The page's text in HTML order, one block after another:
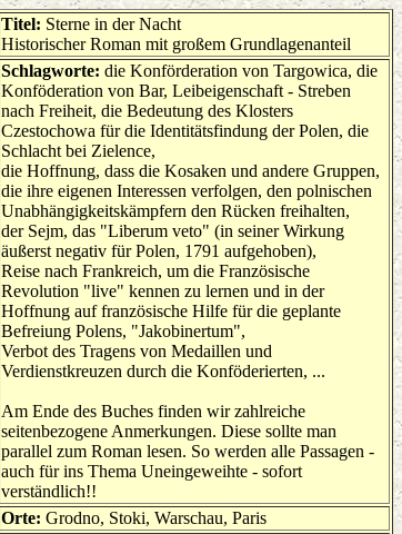
Titel: Sterne in der Nacht
Historischer Roman mit großem Grundlagenanteil
Schlagworte: die Konförderation von Targowica, die
Konföderation von Bar, Leibeigenschaft - Streben
nach Freiheit, die Bedeutung des Klosters
Czestochowa für die Identitätsfindung der Polen, die
Schlacht bei Zielence,
die Hoffnung, dass die Kosaken und andere Gruppen,
die ihre eigenen Interessen verfolgen, den polnischen
Unabhängigkeitskämpfern den Rücken freihalten,
der Sejm, das "Liberum veto" (in seiner Wirkung
äußerst negativ für Polen, 1791 aufgehoben),
Reise nach Frankreich, um die Französische
Revolution "live" kennen zu lernen und in der
Hoffnung auf französische Hilfe für die geplante
Befreiung Polens, "Jakobinertum",
Verbot des Tragens von Medaillen und
Verdienstkreuzen durch die Konföderierten, ...
Am Ende des Buches finden wir zahlreiche
seitenbezogene Anmerkungen. Diese sollte man
parallel zum Roman lesen. So werden alle Passagen -
auch für ins Thema Uneingeweihte - sofort
verständlich!!
Orte: Grodno, Stoki, Warschau, Paris